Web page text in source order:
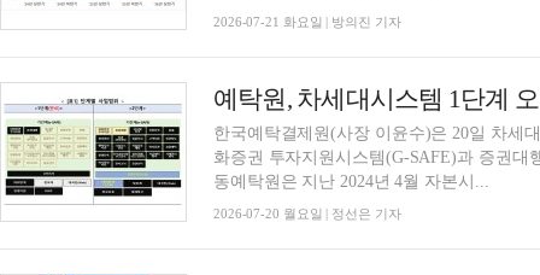
2026-07-21 화요일 | 방의진 기자
예탁원, 차세대시스템 1단계
한국예탁결제원(사장 이윤수)은 20일 차세
화증권 투자지원시스템(G-SAFE)과 증권
동예탁원은 지난 2024년 4월 자본시...
2026-07-20 월요일 | 정선은 기자